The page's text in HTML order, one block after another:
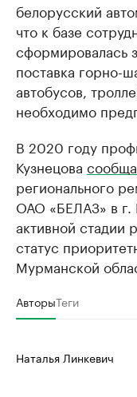
белорусский
что к базе
сформировалась
поставка горно-
автобусов,
необходимо
В 2020 году
Кузнецова
регионального
ОАО «БЕЛАЗ» в г.
активной стадии
статус
Мурманской
АвторыТеги
Наталья Линкевич